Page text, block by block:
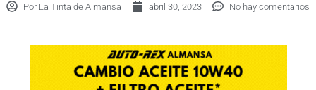
Por La Tinta de Almansa abril 30, 2023 No hay comentarios